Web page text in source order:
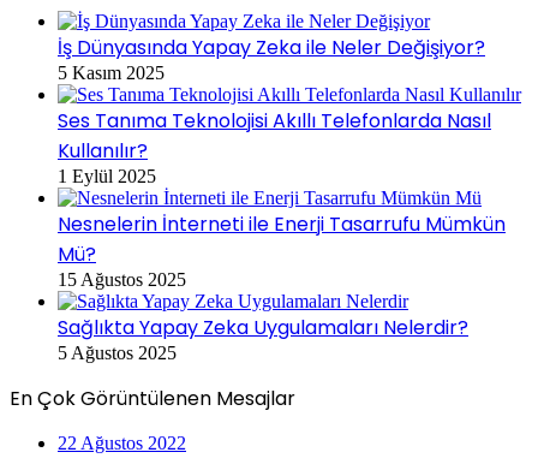
İş Dünyasında Yapay Zeka ile Neler Değişiyor?
5 Kasım 2025
Ses Tanıma Teknolojisi Akıllı Telefonlarda Nasıl
Kullanılır?
1 Eylül 2025
Nesnelerin İnterneti ile Enerji Tasarrufu Mümkün
Mü?
15 Ağustos 2025
Sağlıkta Yapay Zeka Uygulamaları Nelerdir?
5 Ağustos 2025
En Çok Görüntülenen Mesajlar
22 Ağustos 2022